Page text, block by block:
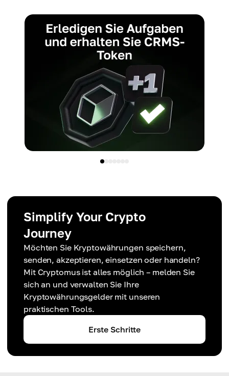
Simplify Your Crypto
Journey
Möchten Sie Kryptowährungen speichern,
senden, akzeptieren, einsetzen oder handeln?
Mit Cryptomus ist alles möglich – melden Sie
sich an und verwalten Sie Ihre
Kryptowährungsgelder mit unseren
praktischen Tools.
Erste Schritte